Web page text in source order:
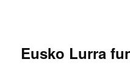
Eusko Lurra